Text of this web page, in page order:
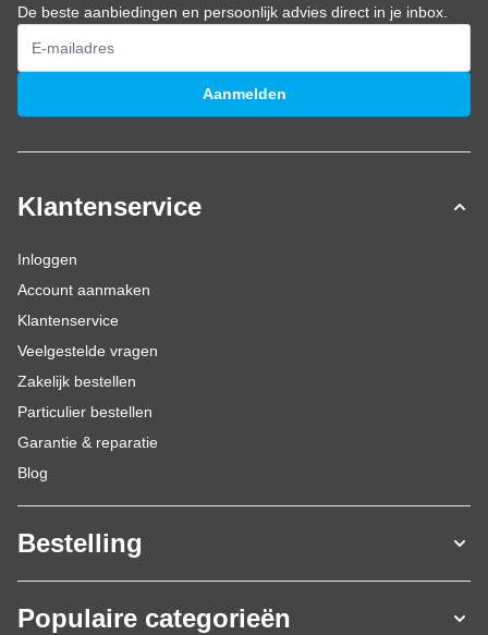
De beste aanbiedingen en persoonlijk advies direct in je inbox.
E-mailadres
Aanmelden
Klantenservice
Inloggen
Account aanmaken
Klantenservice
Veelgestelde vragen
Zakelijk bestellen
Particulier bestellen
Garantie & reparatie
Blog
Bestelling
Populaire categorieën